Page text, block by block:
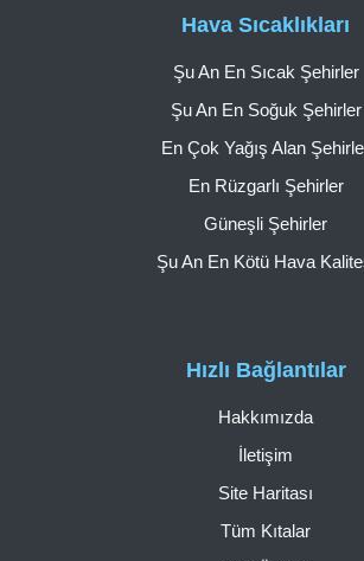
Hızlı Bağlantılar
Hakkımızda
İletişim
Site Haritası
Tüm Kıtalar
Hava Sıcaklıkları
Şu An En Sıcak Şehirler
Şu An En Soğuk Şehirler
En Çok Yağış Alan
En Rüzgarlı Şehirler
Güneşli Şehirler
Şu An En Kötü Hava